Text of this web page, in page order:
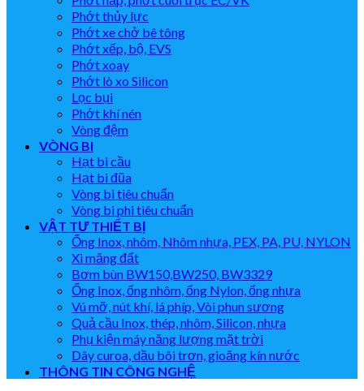
Phớt thủy lực
Phớt xe chở bê tông
Phớt xếp, bộ, EVS
Phớt xoay
Phớt lò xo Silicon
Lọc bụi
Phớt khí nén
Vòng đệm
VÒNG BI
Hạt bi cầu
Hạt bi đũa
Vòng bi tiêu chuẩn
Vòng bi phi tiêu chuẩn
VẬT TƯ THIẾT BỊ
Ống Inox, nhôm, Nhôm nhựa, PEX, PA, PU, NYLON
Xi măng đất
Bơm bùn BW150,BW250, BW3329
Ống Inox, ống nhôm, ống Nylon, ống nhựa
Vú mỡ, nút khí, lá phíp, Vòi phun sương
Quả cầu Inox, thép, nhôm, Silicon, nhựa
Phụ kiện máy năng lượng mặt trời
Dây curoa, dầu bôi trơn, gioăng kín nước
THÔNG TIN CÔNG NGHỆ